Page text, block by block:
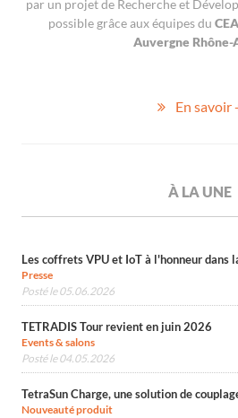
par un projet de Recherche et
possible grâce aux équipes du
Auvergne Rhône-
En savoir
À LA UNE
Les coffrets VPU et IoT à l'honneur dans
Presse
Posté le 05.06.2026
TETRADIS Tour revient en juin 2026
Events & salons
Posté le 04.05.2026
TetraSun Charge, une solution de
Nouveauté produit